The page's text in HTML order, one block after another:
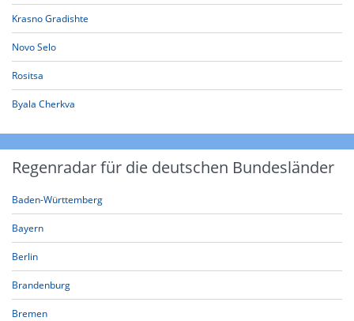
Krasno Gradishte
Novo Selo
Rositsa
Byala Cherkva
Regenradar für die deutschen Bundesländer
Baden-Württemberg
Bayern
Berlin
Brandenburg
Bremen